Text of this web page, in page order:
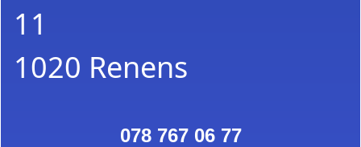
11
1020 Renens
078 767 06 77